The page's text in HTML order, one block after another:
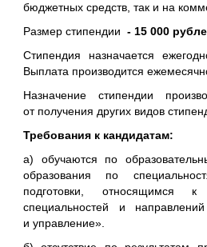
бюджетных средств, так и на
Размер стипендии - 15 000
Стипендия назначается
Выплата производится
Назначение стипендии
от получения других видов
Требования к кандидатам:
а) обучаются по
образования по
подготовки, относящимся к
специальностей и
и управление».